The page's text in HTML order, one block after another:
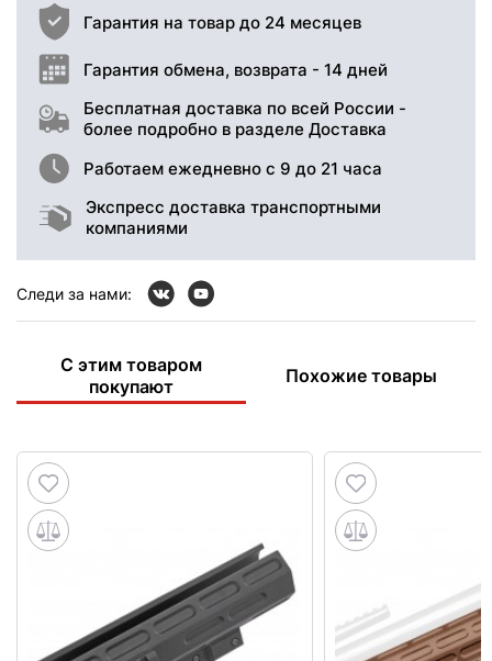
Гарантия на товар до 24 месяцев
Гарантия обмена, возврата - 14 дней
Бесплатная доставка по всей России -
более подробно в разделе Доставка
Работаем ежедневно с 9 до 21 часа
Экспресс доставка транспортными
компаниями
Следи за нами:
С этим товаром
покупают
Похожие товары